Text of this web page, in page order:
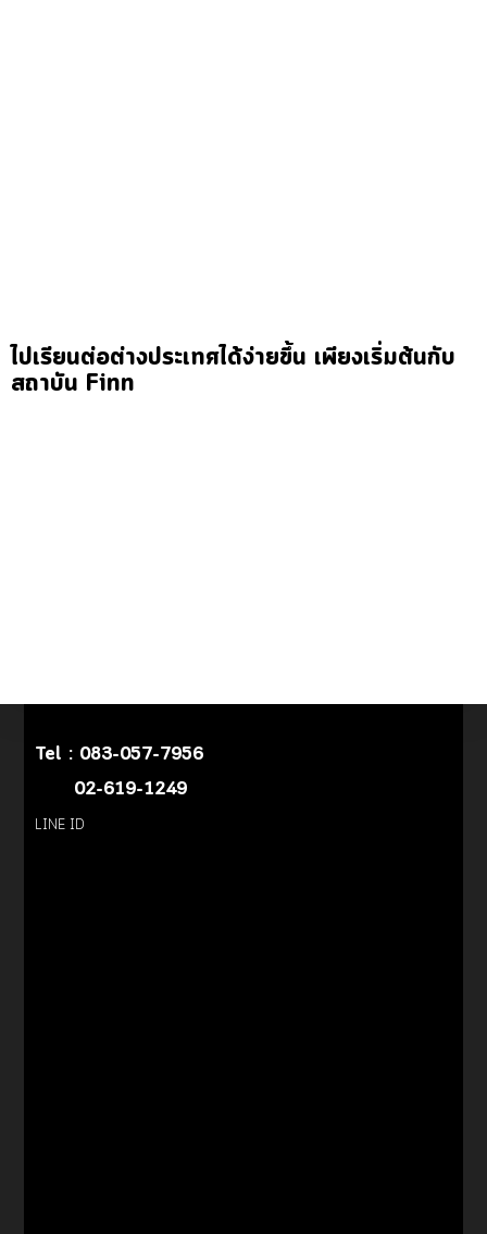
ไปเรียนต่อต่างประเทศได้ง่ายขึ้น เพียงเริ่มต้นกับ
สถาบัน Finn
Tel : 083-057-7956
02-619-1249
LINE ID